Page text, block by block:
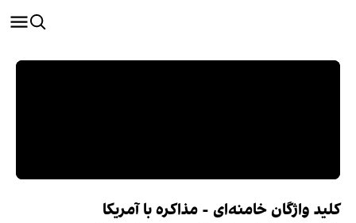
کلید‌ واژگان خامنه‌ای - مذاکره با آمریکا